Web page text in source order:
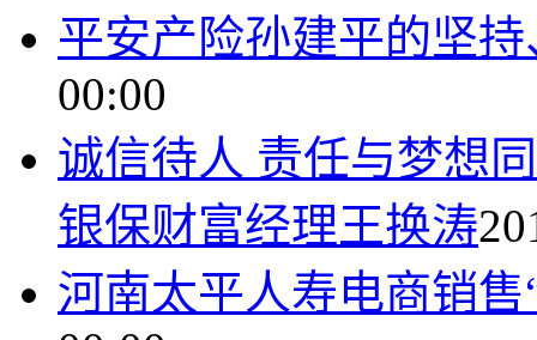
平安产险孙建平的坚
00:00
诚信待人 责任与梦想
银保财富经理王换涛
河南太平人寿电商销